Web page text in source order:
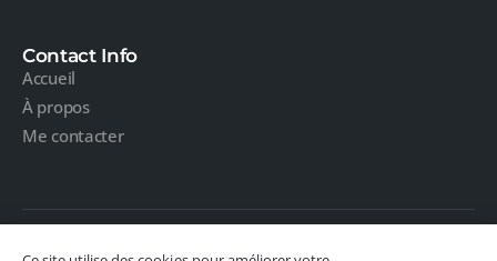
Contact Info
Accueil
À propos
Me contacter